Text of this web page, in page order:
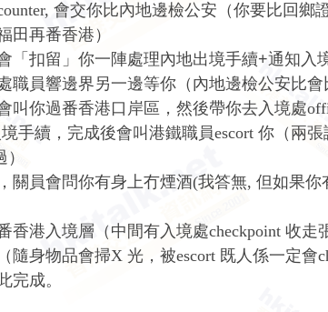
會交你比內地邊檢公安（你要比回鄉
田再番香港）
「扣留」你一陣處理內地出境手續+通知入
職員響邊界另一邊等你（內地邊檢公安比
叫你過番香港口岸區，然後帶你去入境處
手續，完成後會叫港鐵職員escort你（兩
關員會問你有身上冇煙酒(我答無, 但如果
香港入境層（中間有入境處checkpoint收走
隨身物品會掃X光，被escort 既人係一定會
完成。